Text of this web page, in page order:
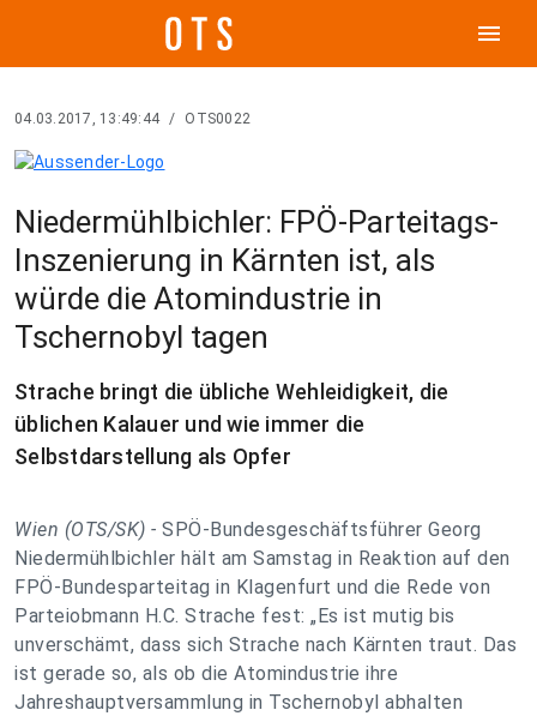
menu
04.03.2017, 13:49:44 / OTS0022
Niedermühlbichler: FPÖ-Parteitags-
Inszenierung in Kärnten ist, als
würde die Atomindustrie in
Tschernobyl tagen
Strache bringt die übliche Wehleidigkeit, die
üblichen Kalauer und wie immer die
Selbstdarstellung als Opfer
Wien (OTS/SK) - SPÖ-Bundesgeschäftsführer Georg
Niedermühlbichler hält am Samstag in Reaktion auf den
FPÖ-Bundesparteitag in Klagenfurt und die Rede von
Parteiobmann H.C. Strache fest: „Es ist mutig bis
unverschämt, dass sich Strache nach Kärnten traut. Das
ist gerade so, als ob die Atomindustrie ihre
Jahreshauptversammlung in Tschernobyl abhalten